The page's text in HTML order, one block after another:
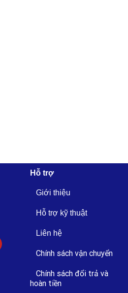
Hỗ trợ
Giới thiệu
Hỗ trợ kỹ thuật
Liên hệ
Chính sách vận chuyển
Chính sách đổi trả và
hoàn tiền